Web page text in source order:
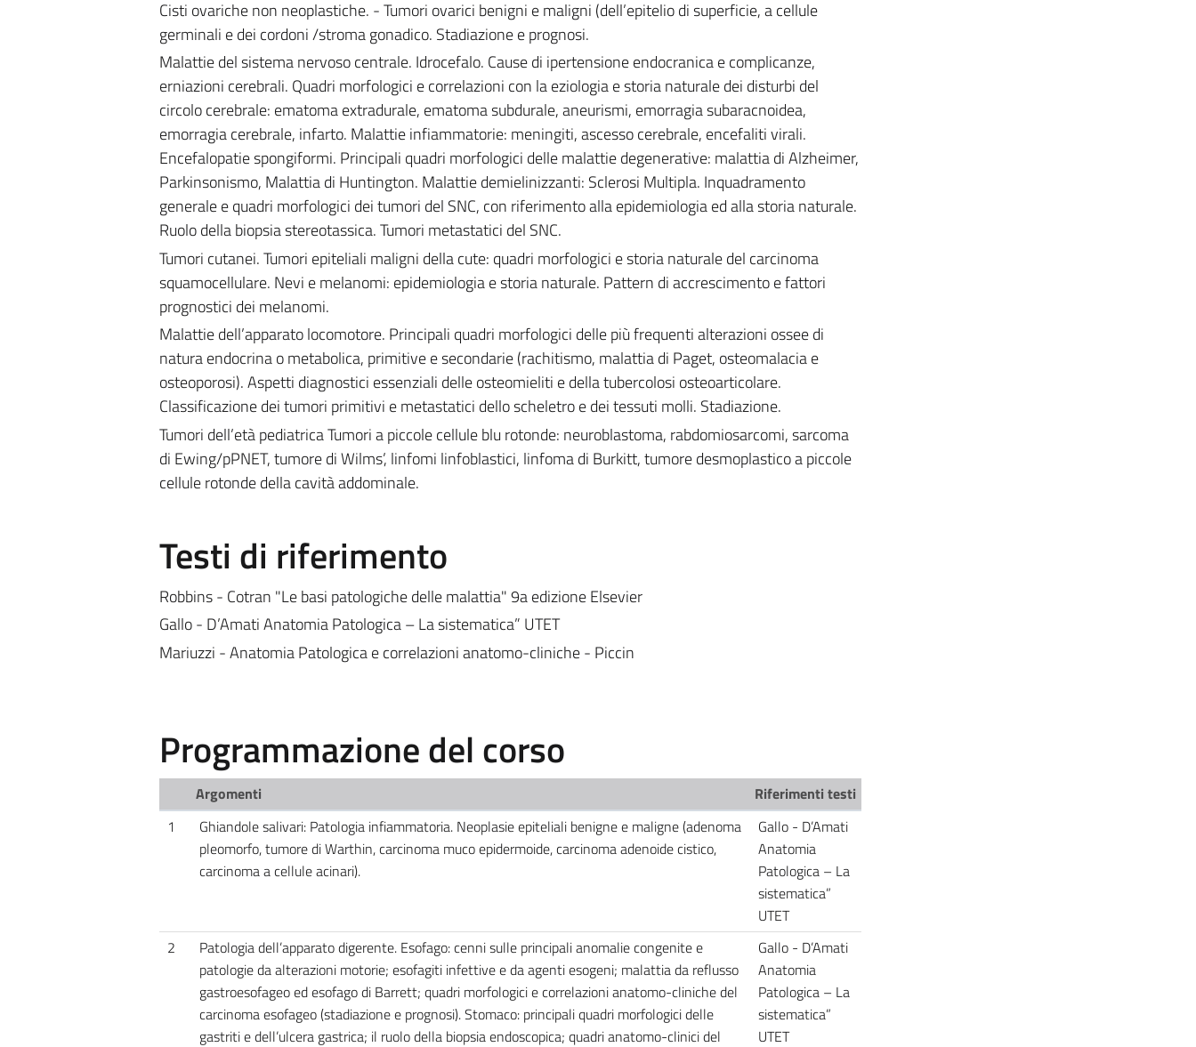
Cisti ovariche non neoplastiche. - Tumori ovarici benigni e maligni (dell’epitelio di superficie, a cellule
germinali e dei cordoni /stroma gonadico. Stadiazione e prognosi.
Malattie del sistema nervoso centrale. Idrocefalo. Cause di ipertensione endocranica e complicanze,
erniazioni cerebrali. Quadri morfologici e correlazioni con la eziologia e storia naturale dei disturbi del
circolo cerebrale: ematoma extradurale, ematoma subdurale, aneurismi, emorragia subaracnoidea,
emorragia cerebrale, infarto. Malattie infiammatorie: meningiti, ascesso cerebrale, encefaliti virali.
Encefalopatie spongiformi. Principali quadri morfologici delle malattie degenerative: malattia di Alzheimer,
Parkinsonismo, Malattia di Huntington. Malattie demielinizzanti: Sclerosi Multipla. Inquadramento
generale e quadri morfologici dei tumori del SNC, con riferimento alla epidemiologia ed alla storia naturale.
Ruolo della biopsia stereotassica. Tumori metastatici del SNC.
Tumori cutanei. Tumori epiteliali maligni della cute: quadri morfologici e storia naturale del carcinoma
squamocellulare. Nevi e melanomi: epidemiologia e storia naturale. Pattern di accrescimento e fattori
prognostici dei melanomi.
Malattie dell’apparato locomotore. Principali quadri morfologici delle più frequenti alterazioni ossee di
natura endocrina o metabolica, primitive e secondarie (rachitismo, malattia di Paget, osteomalacia e
osteoporosi). Aspetti diagnostici essenziali delle osteomieliti e della tubercolosi osteoarticolare.
Classificazione dei tumori primitivi e metastatici dello scheletro e dei tessuti molli. Stadiazione.
Tumori dell’età pediatrica Tumori a piccole cellule blu rotonde: neuroblastoma, rabdomiosarcomi, sarcoma
di Ewing/pPNET, tumore di Wilms’, linfomi linfoblastici, linfoma di Burkitt, tumore desmoplastico a piccole
cellule rotonde della cavità addominale.
Testi di riferimento
Robbins - Cotran "Le basi patologiche delle malattia" 9a edizione Elsevier
Gallo - D’Amati Anatomia Patologica – La sistematica” UTET
Mariuzzi - Anatomia Patologica e correlazioni anatomo-cliniche - Piccin
Programmazione del corso
Argomenti
Riferimenti testi
1
Ghiandole salivari: Patologia infiammatoria. Neoplasie epiteliali benigne e maligne (adenoma
pleomorfo, tumore di Warthin, carcinoma muco epidermoide, carcinoma adenoide cistico,
carcinoma a cellule acinari).
Gallo - D’Amati
Anatomia
Patologica – La
sistematica”
UTET
2
Patologia dell’apparato digerente. Esofago: cenni sulle principali anomalie congenite e
patologie da alterazioni motorie; esofagiti infettive e da agenti esogeni; malattia da reflusso
gastroesofageo ed esofago di Barrett; quadri morfologici e correlazioni anatomo-cliniche del
carcinoma esofageo (stadiazione e prognosi). Stomaco: principali quadri morfologici delle
gastriti e dell’ulcera gastrica; il ruolo della biopsia endoscopica; quadri anatomo-clinici del
Gallo - D’Amati
Anatomia
Patologica – La
sistematica”
UTET